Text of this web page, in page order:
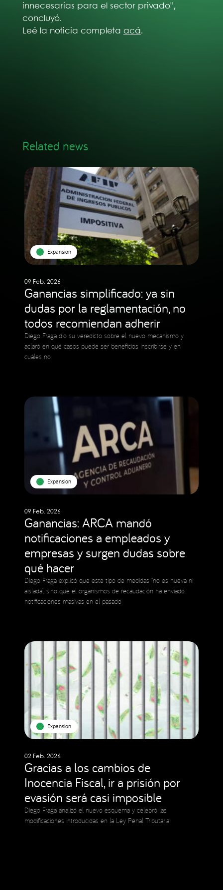
innecesarias para el sector privado”,
concluyó.
Leé la noticia completa acá.
Related news
Expansion
09 Feb. 2026
Ganancias simplificado: ya sin
dudas por la reglamentación, no
todos recomiendan adherir
Diego Fraga dio su veredicto sobre el nuevo mecanismo y
aclaró en qué casos puede ser beneficios inscribirse y en
cuáles no
Expansion
09 Feb. 2026
Ganancias: ARCA mandó
notificaciones a empleados y
empresas y surgen dudas sobre
qué hacer
Diego Fraga explicó que este tipo de medidas “no es nueva ni
aislada”, sino que el organismos de recaudación ha enviado
notificaciones masivas en el pasado
Expansion
02 Feb. 2026
Gracias a los cambios de
Inocencia Fiscal, ir a prisión por
evasión será casi imposible
Diego Fraga analizó el nuevo esquema y celebró las
modificaciones introducidas en la Ley Penal Tributaria